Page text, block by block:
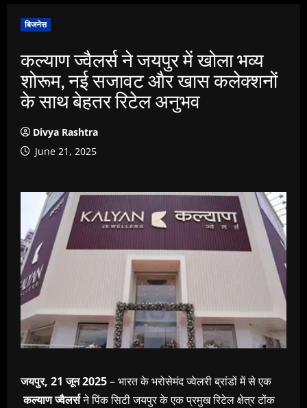
बिजनेस
कल्याण ज्वैलर्स ने जयपुर में खोला भव्य
शोरूम, नई सजावट और खास कलेक्शनों
के साथ बेहतर रिटेल अनुभव
Divya Rashtra
June 21, 2025
जयपुर, 21 जून 2025– भारत के भरोसेमंद ज्वेलरी ब्रांडों में से एक
कल्याण ज्वैलर्सने पिंक सिटी जयपुर के एक प्रमुख रिटेल क्षेत्र टोंक